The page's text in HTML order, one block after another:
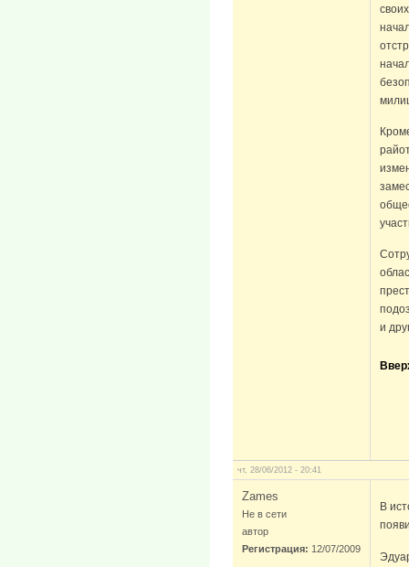
и
чт, 28/06/2012 - 20:41
Zames
Не в сети
автор
Регистрация: 12/07/2009
В